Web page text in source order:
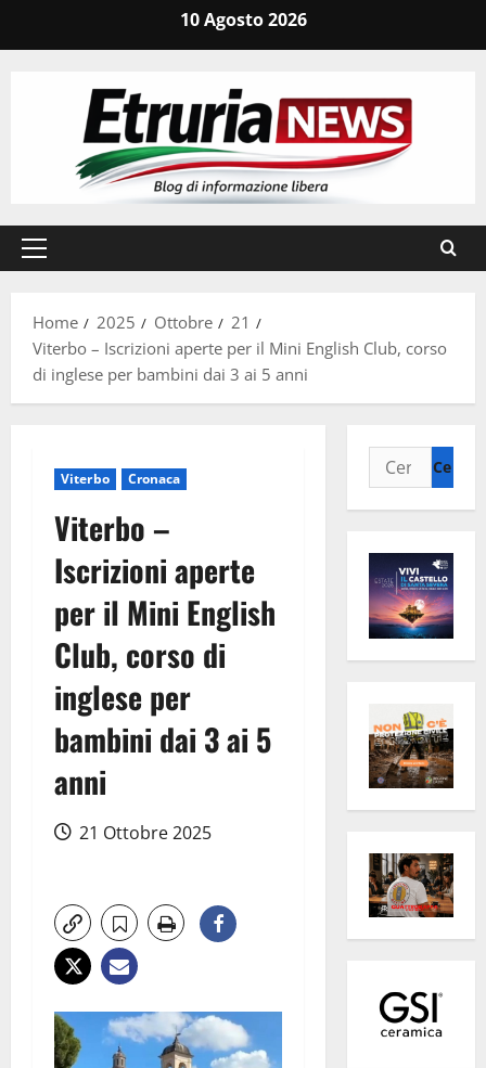
10 Agosto 2026
Menu
Home
2025 Ottobre
21
Viterbo – Iscrizioni aperte per il Mini English Club, corso
di inglese per bambini dai 3 ai 5 anni
Viterbo Cronaca
Viterbo –
Iscrizioni aperte
per il Mini English
Club, corso di
inglese per
bambini dai 3 ai 5
anni
21 Ottobre 2025
Ricerca
per: